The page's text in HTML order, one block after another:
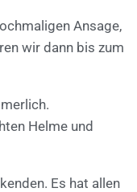
Ansage,
wir dann bis zum
Helme und
Es hat allen